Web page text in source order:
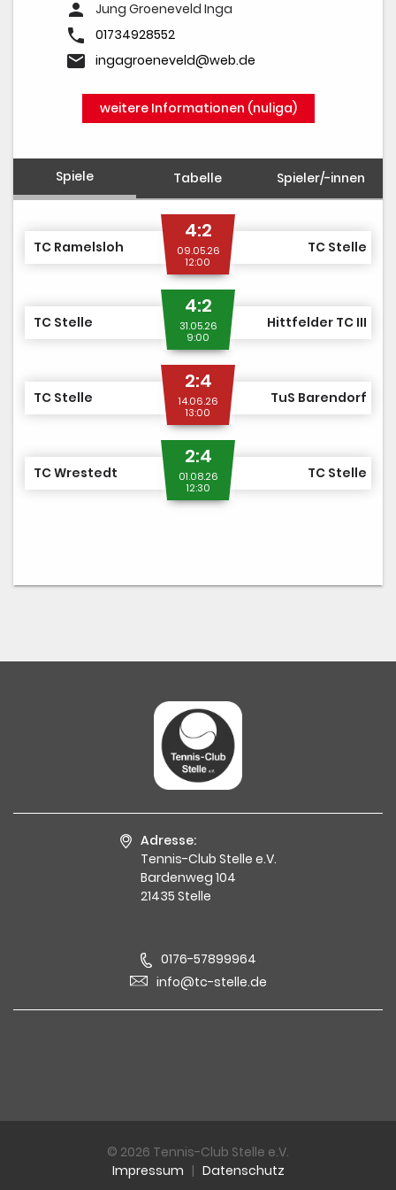
person Jung Groeneveld Inga
phone 01734928552
email ingagroeneveld@web.de
weitere Informationen (nuliga)
Spiele Tabelle Spieler/-innen
TC Ramelsloh
4:2
09.05.26
12:00
TC Stelle
TC Stelle
4:2
31.05.26
9:00
Hittfelder TC III
TC Stelle
2:4
14.06.26
13:00
TuS Barendorf
TC Wrestedt
2:4
01.08.26
12:30
TC Stelle
Adresse:
Tennis-Club Stelle e.V.
Bardenweg 104
21435 Stelle
0176-57899964
info@tc-stelle.de
© 2026 Tennis-Club Stelle e.V.
Impressum | Datenschutz